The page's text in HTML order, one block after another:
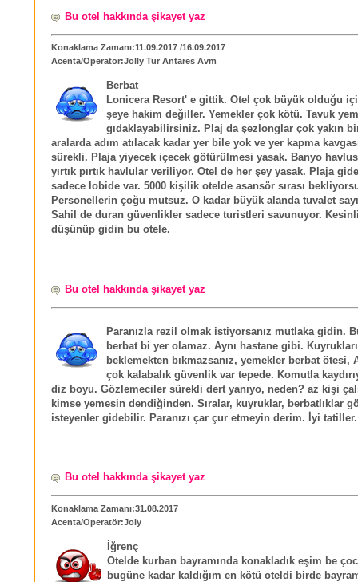
Bu otel hakkında şikayet yaz
Konaklama Zamanı:11.09.2017 /16.09.2017
Acenta/Operatör:Jolly Tur Antares Avm
Berbat
Lonicera Resort' e gittik. Otel çok büyük olduğu
şeye hakim değiller. Yemekler çok kötü. Tavuk
gıdaklayabilirsiniz. Plaj da şezlonglar çok yakın
aralarda adım atılacak kadar yer bile yok ve yer kapma
sürekli. Plaja yiyecek içecek götürülmesi yasak. Banyo
yırtık pırtık havlular veriliyor. Otel de her şey yasak. Plaja
sadece lobide var. 5000 kişilik otelde asansör sırası
Personellerin çoğu mutsuz. O kadar büyük alanda tuvalet
Sahil de duran güvenlikler sadece turistleri savunuyor.
düşünüp gidin bu otele.
Bu otel hakkında şikayet yaz
Paranızla rezil olmak istiyorsanız mutlaka gidin.
berbat bi yer olamaz. Aynı hastane gibi. Kuyrukları
beklemekten bıkmazsanız, yemekler berbat ötesi,
çok kalabalık güvenlik var tepede. Komutla
diz boyu. Gözlemeciler sürekli dert yanıyo, neden? az kişi
kimse yemesin dendiğinden. Sıralar, kuyruklar, berbatlıklar
isteyenler gidebilir. Paranızı çar çur etmeyin derim. İyi tatiller.
Bu otel hakkında şikayet yaz
Konaklama Zamanı:31.08.2017
Acenta/Operatör:Joly
İğrenç
Otelde kurban bayramında konakladık eşim be
bugüne kadar kaldığım en kötü oteldi birde